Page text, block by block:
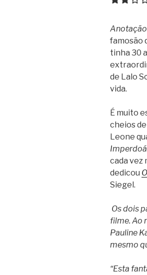
famosão
tinha 30
de Lalo
vida.
É muito
cheios
Leone
cada vez
dedicou
Siegel.
Os dois
filme. Ao
Pauline
mesmo
“Esta